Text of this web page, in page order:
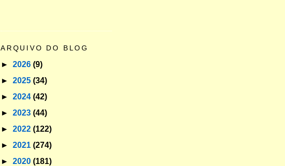
ARQUIVO DO BLOG
► 2026 (9)
► 2025 (34)
► 2024 (42)
► 2023 (44)
► 2022 (122)
► 2021 (274)
► 2020 (181)